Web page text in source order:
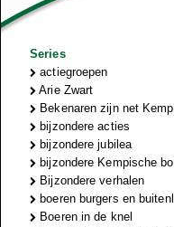
Series
actiegroepen
Arie Zwart
Bekenaren zijn net
bijzondere acties
bijzondere jubilea
bijzondere Kempische
Bijzondere verhalen
boeren burgers en
Boeren in de knel